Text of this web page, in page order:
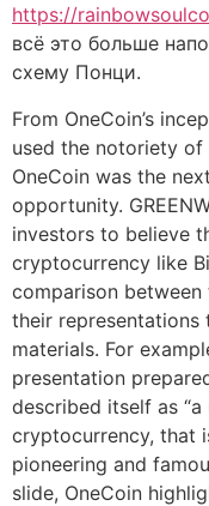
https://
всё это больше
схему Понци.
From OneCoin’s
used the notoriety
OneCoin was the
opportunity.
investors to believe
cryptocurrency like
comparison
their representations
materials. For
presentation
described itself as
cryptocurrency, that
pioneering and
slide, OneCoin